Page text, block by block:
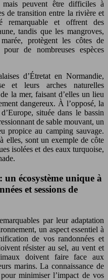
mais peuvent être difficiles à
de transition entre la rivière et
remarquable et offrent des
tandis que les mangroves,
protègent les côtes de
de nombreuses espèces
d’Étretat en Normandie,
et leurs arches naturelles
la mer, faisant d’elles un lieu
dangereux. À l’opposé, la
située dans le bassin
de sable mouvant, un
propice au camping sauvage.
elles, sont un exemple de côte
isolées et des eaux turquoise,
écosystème unique à
et sessions de
par leur adaptation
un aspect essentiel à
de vos randonnées et
résister au sel, au vent et
doivent faire face aux
marins. La connaissance de
minimiser l’impact de vos